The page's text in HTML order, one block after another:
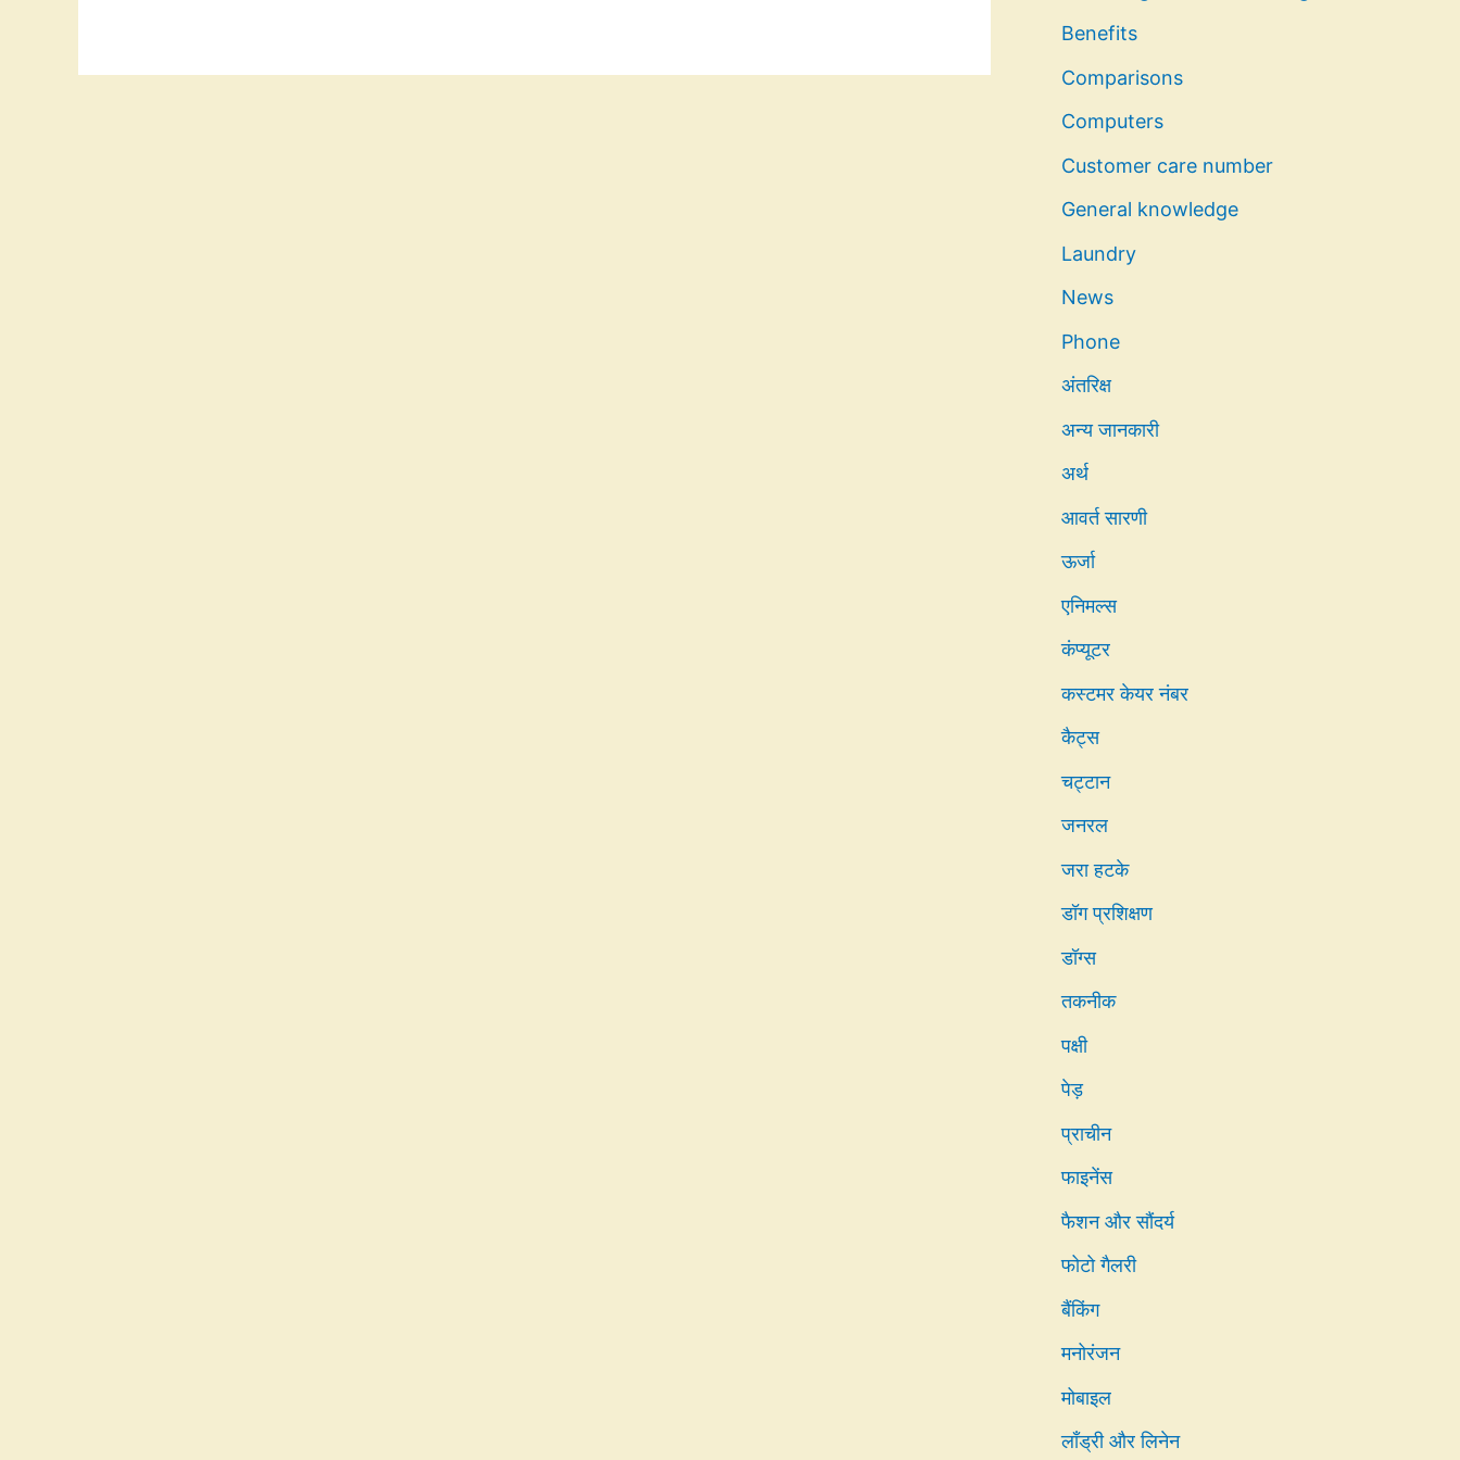
Benefits
Comparisons
Computers
Customer care number
General knowledge
Laundry
News
Phone
अंतरिक्ष
अन्य जानकारी
अर्थ
आवर्त सारणी
ऊर्जा
एनिमल्स
कंप्यूटर
कस्टमर केयर नंबर
कैट्स
चट्टान
जनरल
जरा हटके
डॉग प्रशिक्षण
डॉग्स
तकनीक
पक्षी
पेड़
प्राचीन
फाइनेंस
फैशन और सौंदर्य
फोटो गैलरी
बैंकिंग
मनोरंजन
मोबाइल
लाँड्री और लिनेन